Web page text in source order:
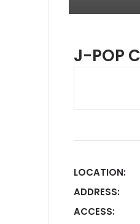
J-POP
LOCATION:
ADDRESS:
ACCESS: